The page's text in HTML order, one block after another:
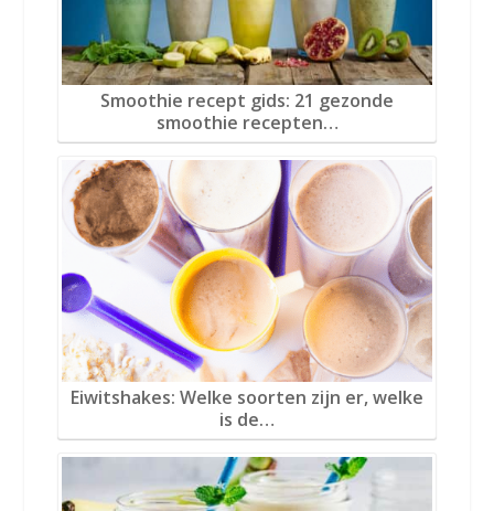
Smoothie recept gids: 21 gezonde
smoothie recepten…
Eiwitshakes: Welke soorten zijn er, welke
is de…